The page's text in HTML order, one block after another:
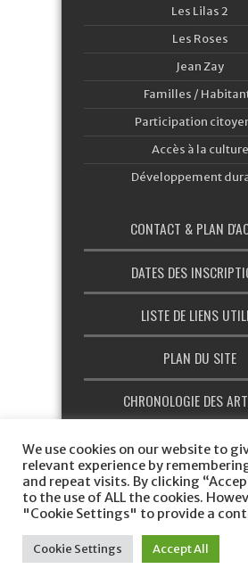
Les Lilas 2
Les Roses
Jean Zay
Familles /
Participation
Accès à la culture
Développement
CONTACT & PLAN
DATES DES
LISTE DE LIENS
PLAN DU SITE
CHRONOLOGIE DES
CHARTE
MAEFE © 2026 - Réalisé par
Communication
We use cookies on our website to
relevant experience by
and repeat visits. By clicking
to the use of ALL the cookies.
"Cookie Settings" to provide a
Cookie Settings Accept All